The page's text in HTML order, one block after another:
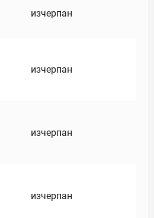
изчерпан
изчерпан
изчерпан
изчерпан